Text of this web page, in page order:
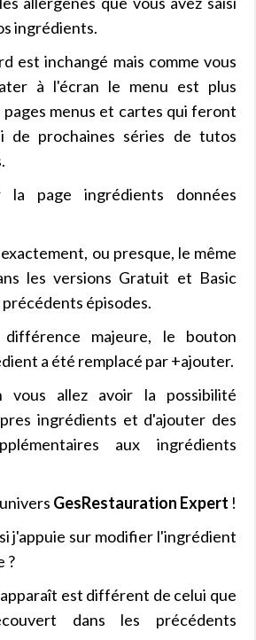
ingrédients.
est inchangé mais comme vous
à l'écran le menu est plus
pages menus et cartes qui feront
de prochaines séries de tutos
la page ingrédients données
ou presque, le même
les versions Gratuit et Basic
épisodes.
différence majeure, le bouton
a été remplacé par +ajouter.
vous allez avoir la possibilité
ingrédients et d'ajouter des
aux ingrédients
GesRestauration Expert !
j'appuie sur modifier l'ingrédient
?
est différent de celui que
dans les précédents